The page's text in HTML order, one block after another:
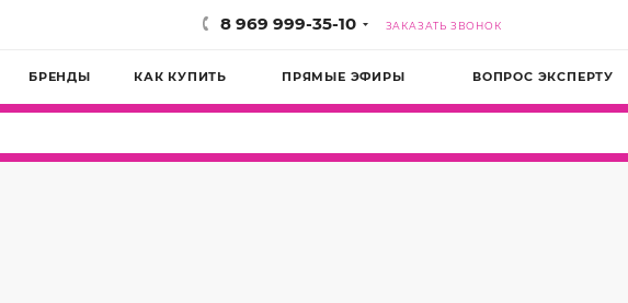
8 969 999-35-10 ЗАКАЗАТЬ ЗВОНОК
БРЕНДЫ КАК КУПИТЬ ПРЯМЫЕ ЭФИРЫ ВОПРОС ЭКСПЕРТУ